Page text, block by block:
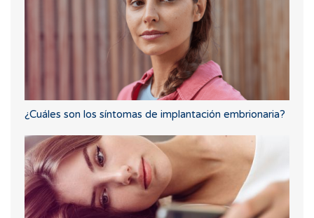
¿Cuáles son los síntomas de implantación embrionaria?